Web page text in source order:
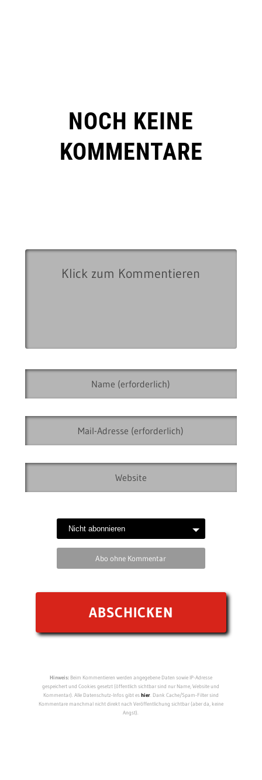
NOCH KEINE
KOMMENTARE
Abo ohne Kommentar
Hinweis:Beim Kommentieren werden angegebene Daten sowie IP-Adresse
gespeichert und Cookies gesetzt (öffentlich sichtbar sind nur Name, Website und
Kommentar). Alle Datenschutz-Infos gibt eshier. Dank Cache/Spam-Filter sind
Kommentare manchmal nicht direkt nach Veröffentlichung sichtbar (aber da, keine
Angst).